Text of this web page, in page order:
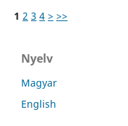
1 2 3 4 > >>
Nyelv
Magyar
English